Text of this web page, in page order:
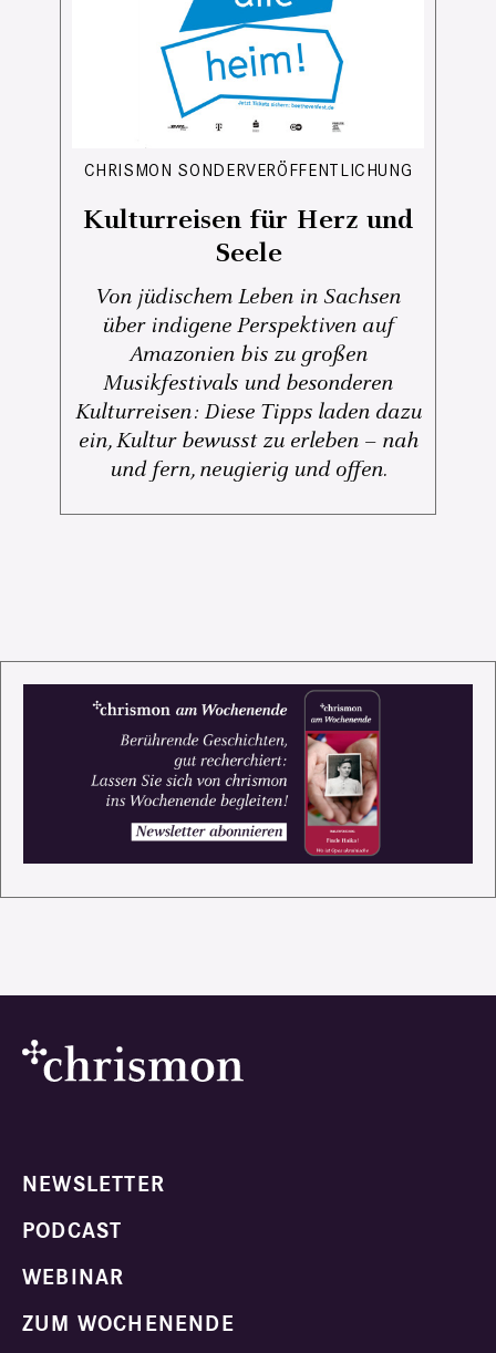
CHRISMON SONDERVERÖFFENTLICHUNG
Kulturreisen für Herz und
Seele
Von jüdischem Leben in Sachsen
über indigene Perspektiven auf
Amazonien bis zu großen
Musikfestivals und besonderen
Kulturreisen: Diese Tipps laden dazu
ein, Kultur bewusst zu erleben – nah
und fern, neugierig und offen.
NEWSLETTER
PODCAST
WEBINAR
ZUM WOCHENENDE